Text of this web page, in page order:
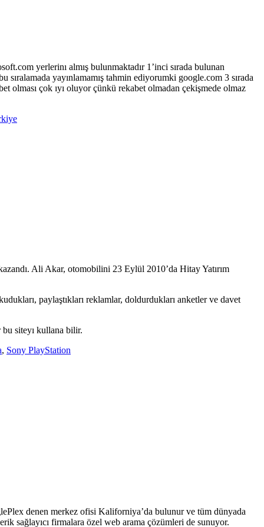
yerlerinı almış bulunmaktadır 1’inci sırada bulunan
yayınlamamış tahmin ediyorumki google.com 3 sırada
olması çok ıyı oluyor çünkü rekabet olmadan çekişmede olmaz
Ali Akar, otomobilini 23 Eylül 2010’da Hitay Yatırım
paylaştıkları reklamlar, doldurdukları anketler ve davet
siteyı kullana bilir.
, Sony PlayStation
denen merkez ofisi Kaliforniya’da bulunur ve tüm dünyada
sağlayıcı firmalara özel web arama çözümleri de sunuyor.